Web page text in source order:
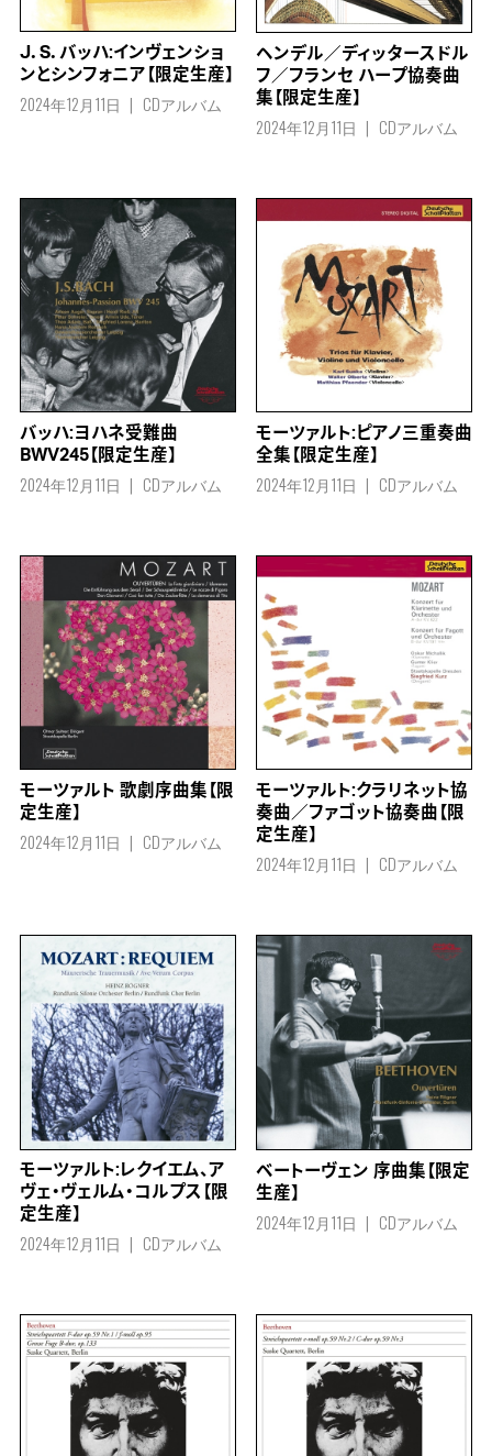
J．S．バッハ:インヴェンショ
ンとシンフォニア【限定生産】
2024年12月11日 CDアルバム
ヘンデル／ディッタースドル
フ／フランセ ハープ協奏曲
集【限定生産】
2024年12月11日 CDアルバム
バッハ:ヨハネ受難曲
BWV245【限定生産】
2024年12月11日 CDアルバム
モーツァルト:ピアノ三重奏曲
全集【限定生産】
2024年12月11日 CDアルバム
モーツァルト 歌劇序曲集【限
定生産】
2024年12月11日 CDアルバム
モーツァルト:クラリネット協
奏曲／ファゴット協奏曲【限
定生産】
2024年12月11日 CDアルバム
モーツァルト:レクイエム、ア
ヴェ・ヴェルム・コルプス【限
定生産】
2024年12月11日 CDアルバム
ベートーヴェン 序曲集【限定
生産】
2024年12月11日 CDアルバム